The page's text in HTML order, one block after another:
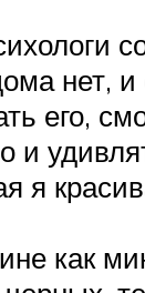
нет,
его,
и
я
как